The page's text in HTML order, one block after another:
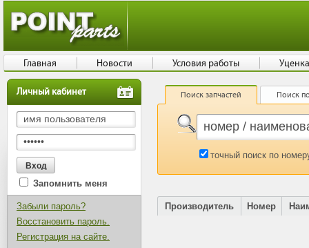
Личный кабинет
Запомнить меня
Забыли пароль?
Восстановить пароль.
Регистрация на сайте.
Поиск запчастей Поиск
точный поиск по
Производитель Номер
Главная Новости Условия работы